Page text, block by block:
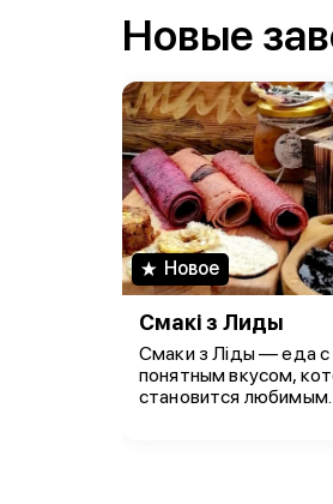
Новые
Новое
Смакi з Лиды
Смаки з Ліды — еда
понятным вкусом,
становится любимым.